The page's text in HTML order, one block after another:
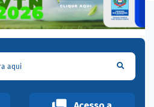
procura aqui